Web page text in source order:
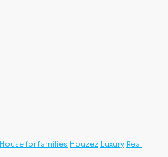
House for families Houzez Luxury Real